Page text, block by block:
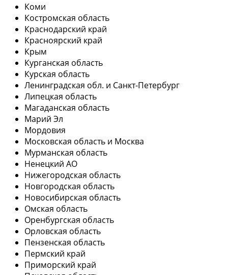
Коми
Костромская область
Краснодарский край
Красноярский край
Крым
Курганская область
Курская область
Ленинградская обл. и Санкт-Петербург
Липецкая область
Магаданская область
Марий Эл
Мордовия
Московская область и Москва
Мурманская область
Ненецкий АО
Нижегородская область
Новгородская область
Новосибирская область
Омская область
Оренбургская область
Орловская область
Пензенская область
Пермский край
Приморский край